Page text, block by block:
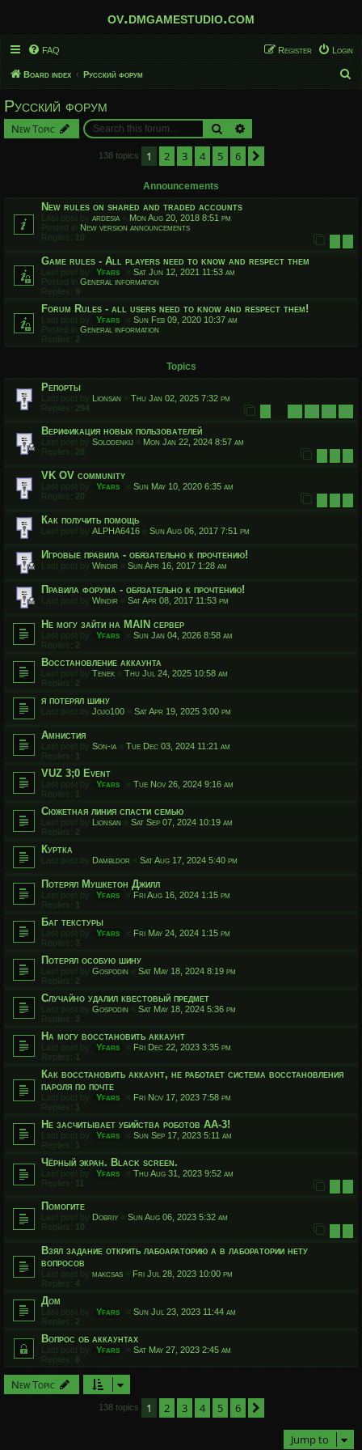
ov.dmgamestudio.com
FAQ Login
Register
Board index Русский форум
Русский форум
New Topic Search
138 topics 1 2 3 4 5 6
Announcements
New rules on shared and traded accounts
Last post by ardesia « Mon Aug 20, 2018 8:51 pm
Posted in New version announcements
Replies: 10 1 2
Game rules - All players need to know and respect them
Last post by Yfars « Sat Jun 12, 2021 11:53 am
Posted in General information
Replies: 9
Forum Rules - all users need to know and respect them!
Last post by Yfars « Sun Feb 09, 2020 10:37 am
Posted in General information
Replies: 2
Topics
Репорты
Last post by Lionsan « Thu Jan 02, 2025 7:32 pm
Replies: 294 1 27 28 29 30
Верификация новых пользователей
Last post by Solodenkij « Mon Jan 22, 2024 8:57 am
Replies: 28 1 2 3
VK OV community
Last post by Yfars « Sun May 10, 2020 6:35 am
Replies: 20 1 2 3
Как получить помощь
Last post by ALPHA6416 « Sun Aug 06, 2017 7:51 pm
Игровые правила - обязательно к прочтению!
Last post by Windir « Sun Apr 16, 2017 1:28 am
Правила форума - обязательно к прочтению!
Last post by Windir « Sat Apr 08, 2017 11:53 pm
Не могу зайти на MAIN сервер
Last post by Yfars « Sun Jan 04, 2026 8:58 am
Replies: 2
Восстановление аккаунта
Last post by Tenek « Thu Jul 24, 2025 10:58 am
Replies: 2
я потерял шину
Last post by Jojo100 « Sat Apr 19, 2025 3:00 pm
Амнистия
Last post by Son-ia « Tue Dec 03, 2024 11:21 am
Replies: 1
VUZ 3;0 Event
Last post by Yfars « Tue Nov 26, 2024 9:16 am
Replies: 1
Сюжетная линия спасти семью
Last post by Lionsan « Sat Sep 07, 2024 10:19 am
Replies: 2
Куртка
Last post by Dambldor « Sat Aug 17, 2024 5:40 pm
Потерял Мушкетон Джилл
Last post by Yfars « Fri Aug 16, 2024 1:15 pm
Replies: 1
Баг текстуры
Last post by Yfars « Fri May 24, 2024 1:15 pm
Replies: 3
Потерял особую шину
Last post by Gospodin « Sat May 18, 2024 8:19 pm
Replies: 2
Случайно удалил квестовый предмет
Last post by Gospodin « Sat May 18, 2024 5:36 pm
Replies: 3
На могу восстановить аккаунт
Last post by Yfars « Fri Dec 22, 2023 3:35 pm
Replies: 1
Как восстановить аккаунт, не работает система восстановления
пароля по почте
Last post by Yfars « Fri Nov 17, 2023 7:58 pm
Replies: 1
Не засчитывает убийства роботов АА-3!
Last post by Yfars « Sun Sep 17, 2023 5:11 am
Replies: 1
Чёрный экран. Black screen.
Last post by Yfars « Thu Aug 31, 2023 9:52 am
Replies: 11 1 2
Помогите
Last post by Dobriy « Sun Aug 06, 2023 5:32 am
Replies:
10 1 2
Взял задание открить лабоараторию а в лаборатории нету
вопросов
Last post by makcsas « Fri Jul 28, 2023 10:00 pm
Replies: 4
Дом
Last post by Yfars « Sun Jul 23, 2023 11:44 am
Replies: 2
Вопрос об аккаунтах
Last post by Yfars « Sat May 27, 2023 2:45 am
Replies: 6
New Topic
138 topics 1 2 3 4 5 6
Jump to